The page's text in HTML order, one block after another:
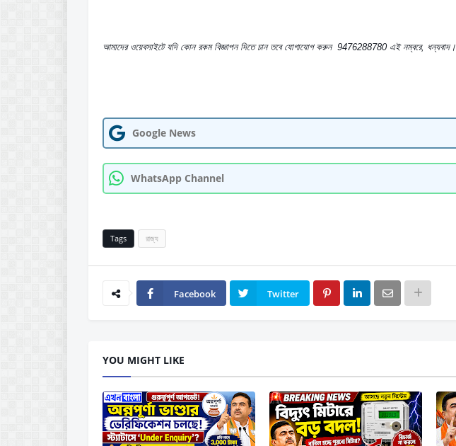
আমাদের ওয়েবসাইটে যদি কোন রকম বিজ্ঞাপন দিতে চান তবে যোগাযোগ করুন  9476288780 এই নম্বরে, ধন্যবাদ।
Google News
WhatsApp Channel
Tags রাজ্য
Facebook Twitter
YOU MIGHT LIKE